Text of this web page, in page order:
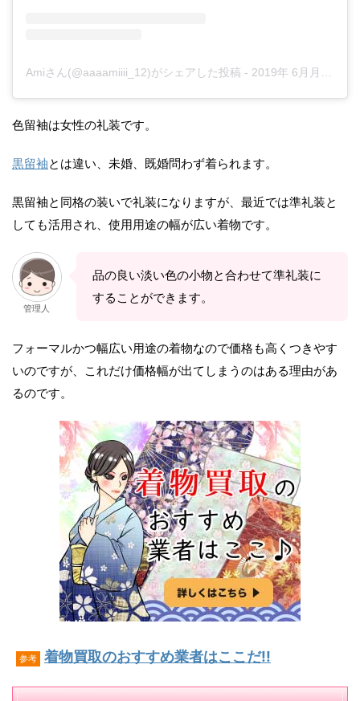
Amiさん(@aaaamiiii_12)がシェアした投稿 - 2019年 6月月3日午後3時04分PDT
色留袖は女性の礼装です。
黒留袖とは違い、未婚、既婚問わず着られます。
黒留袖と同格の装いで礼装になりますが、最近では準礼装と
しても活用され、使用用途の幅が広い着物です。
管理人
品の良い淡い色の小物と合わせて準礼装に
することができます。
フォーマルかつ幅広い用途の着物なので価格も高くつきやす
いのですが、これだけ価格幅が出てしまうのはある理由があ
るのです。
参考 着物買取のおすすめ業者はここだ!!